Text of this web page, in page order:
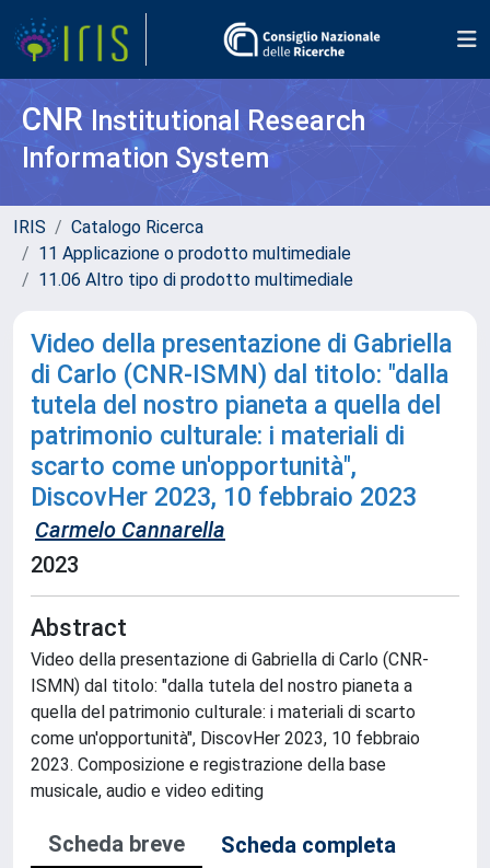
CNR Institutional Research
Information System
IRIS
Catalogo Ricerca
11 Applicazione o prodotto multimediale
11.06 Altro tipo di prodotto multimediale
Video della presentazione di Gabriella
di Carlo (CNR-ISMN) dal titolo: "dalla
tutela del nostro pianeta a quella del
patrimonio culturale: i materiali di
scarto come un'opportunità",
DiscovHer 2023, 10 febbraio 2023
Carmelo Cannarella
2023
Abstract
Video della presentazione di Gabriella di Carlo (CNR-
ISMN) dal titolo: "dalla tutela del nostro pianeta a
quella del patrimonio culturale: i materiali di scarto
come un'opportunità", DiscovHer 2023, 10 febbraio
2023. Composizione e registrazione della base
musicale, audio e video editing
Scheda breve
Scheda completa